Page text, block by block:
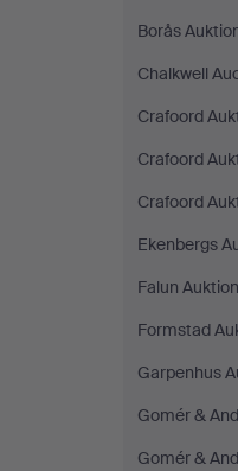
Borås
Chalkwell
Crafoord
Crafoord
Crafoord
Ekenbergs
Falun
Formstad
Garpenhus
Gomér &
Gomér &